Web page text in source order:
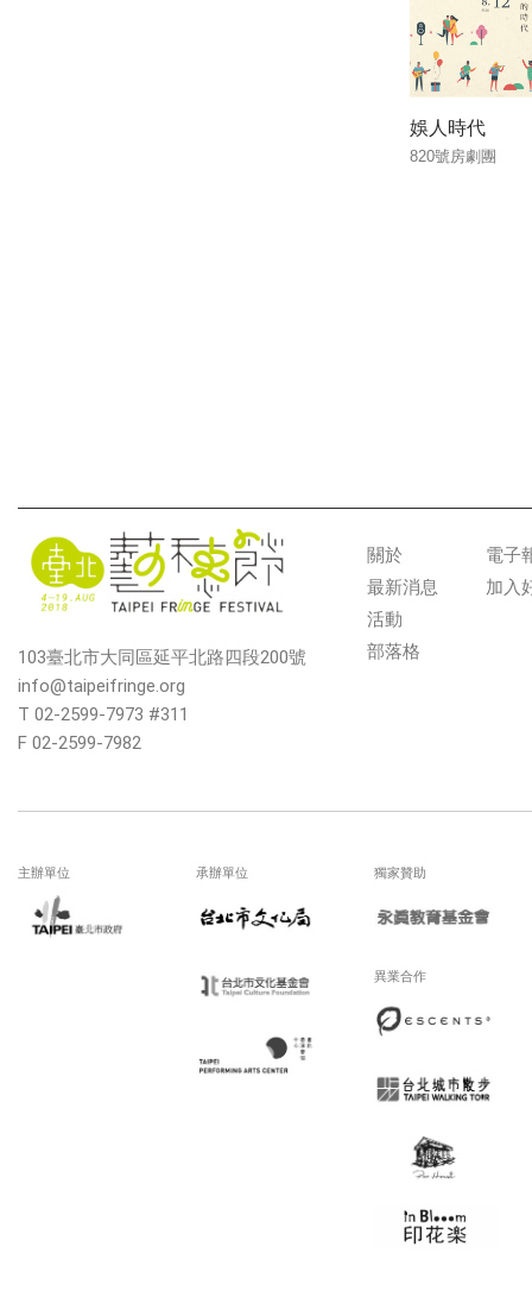
娛人時代
820號房劇團
103臺北市大同區延平北路四段200號
info@taipeifringe.org
T 02-2599-7973 #311
F 02-2599-7982
關於
最新消息
活動
部落格
電子
加入
主辦單位 承辦單位 獨家贊助
異業合作